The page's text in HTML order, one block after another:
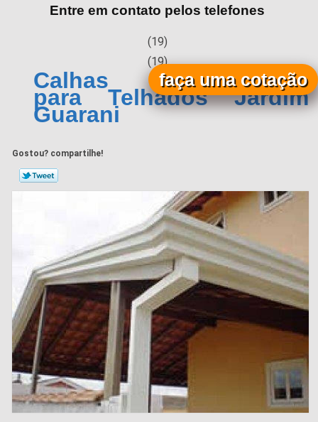
Entre em contato pelos telefones
(19)
(19)
Calhas Galvanizadas
para Telhados Jardim
Guarani
Gostou? compartilhe!
faça uma cotação